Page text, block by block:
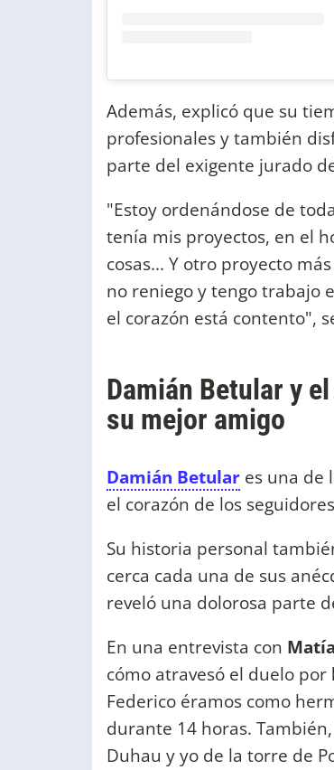
Además, explicó que su
profesionales y también
parte del exigente jurado
"Estoy ordenándose de
tenía mis proyectos, en el
cosas... Y otro proyecto
no reniego y tengo trabajo
el corazón está contento",
Damián Betular y
su mejor amigo
Damián Betular es una de
el corazón de los
Su historia personal
cerca cada una de sus
reveló una dolorosa parte
En una entrevista con
cómo atravesó el duelo por
Federico éramos como
durante 14 horas.
Duhau y yo de la torre de